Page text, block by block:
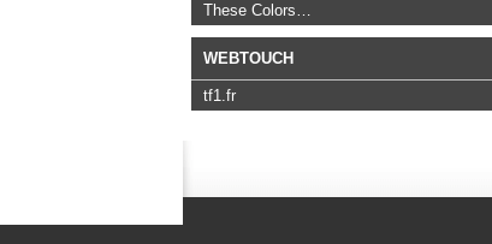
These Colors…
WEBTOUCH
tf1.fr